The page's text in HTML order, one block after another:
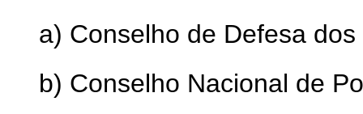
a) Conselho de Defesa
b) Conselho Nacional de